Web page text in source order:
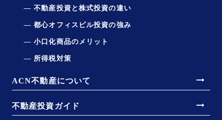
不動産投資と株式投資の違い
都心オフィスビル投資の強み
小口化商品のメリット
所得税対策
ACN不動産について arrow_right_alt
不動産投資ガイド arrow_right_alt